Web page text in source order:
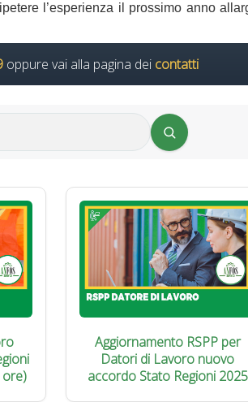
l’esperienza il prossimo anno
oppure vai alla pagina dei contatti
ore)
Aggiornamento RSPP per
Datori di Lavoro nuovo
accordo Stato Regioni 2025